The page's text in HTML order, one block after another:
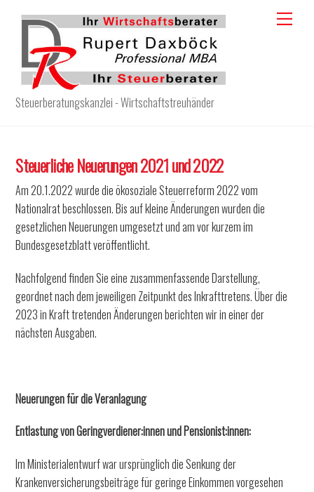
Menu
Steuerberatungskanzlei - Wirtschaftstreuhänder
Steuerliche Neuerungen 2021 und 2022
Am 20.1.2022 wurde die ökosoziale Steuerreform 2022 vom
Nationalrat beschlossen. Bis auf kleine Änderungen wurden die
gesetzlichen Neuerungen umgesetzt und am vor kurzem im
Bundesgesetzblatt veröffentlicht.
Nachfolgend finden Sie eine zusammenfassende Darstellung,
geordnet nach dem jeweiligen Zeitpunkt des Inkrafttretens. Über die
2023 in Kraft tretenden Änderungen berichten wir in einer der
nächsten Ausgaben.
Neuerungen für die Veranlagung
Entlastung von Geringverdiener:innen und Pensionist:innen:
Im Ministerialentwurf war ursprünglich die Senkung der
Krankenversicherungsbeiträge für geringe Einkommen vorgesehen